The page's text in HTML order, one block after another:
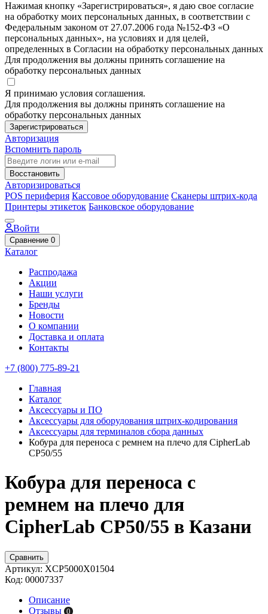
Нажимая кнопку «Зарегистрироваться», я даю свое согласие
на обработку моих персональных данных, в соответствии с
Федеральным законом от 27.07.2006 года №152-ФЗ «О
персональных данных», на условиях и для целей,
определенных в Согласии на обработку персональных данных
Для продолжения вы должны принять соглашение на
обработку персональных данных
Я принимаю условия соглашения.
Для продолжения вы должны принять соглашение на
обработку персональных данных
Зарегистрироваться
Авторизация
Вспомнить пароль
Восстановить
Авторизироваться
POS периферия Кассовое оборудование Сканеры штрих-кода
Принтеры этикеток Банковское оборудование
Войти
Сравнение 0
Каталог
Распродажа
Акции
Наши услуги
Бренды
Новости
О компании
Доставка и оплата
Контакты
+7 (800) 775-89-21
Главная
Каталог
Аксессуары и ПО
Аксессуары для оборудования штрих-кодирования
Аксессуары для терминалов сбора данных
Кобура для переноса с ремнем на плечо для CipherLab
CP50/55
Кобура для переноса с
ремнем на плечо для
CipherLab CP50/55 в Казани
Сравнить
Артикул: XCP5000X01504
Код: 00007337
Описание
Отзывы 0